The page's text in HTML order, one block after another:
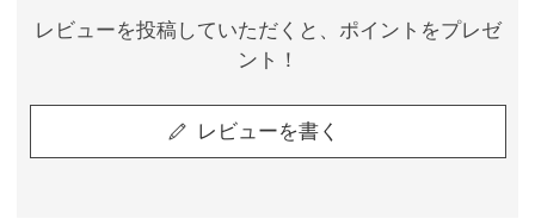
レビューを投稿していただくと、ポイントをプレゼ
ント！
レビューを書く